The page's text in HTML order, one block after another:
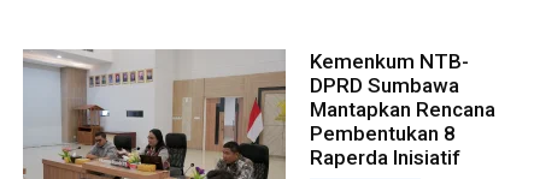
Kemenkum NTB-
DPRD Sumbawa
Mantapkan Rencana
Pembentukan 8
Raperda Inisiatif